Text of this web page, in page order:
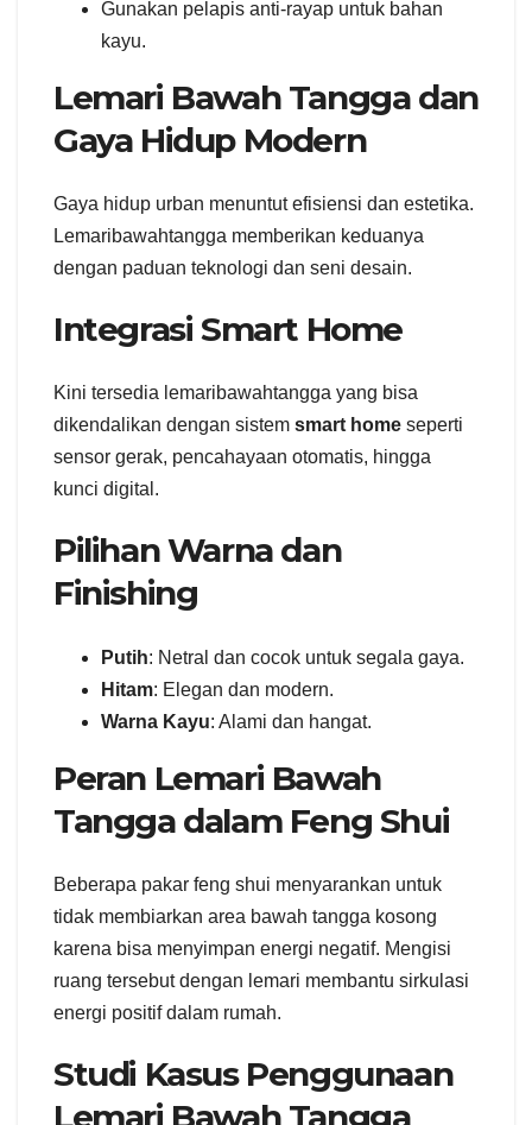
Gunakan pelapis anti-rayap untuk bahan
kayu.
Lemari Bawah Tangga dan
Gaya Hidup Modern
Gaya hidup urban menuntut efisiensi dan estetika.
Lemaribawahtangga memberikan keduanya
dengan paduan teknologi dan seni desain.
Integrasi Smart Home
Kini tersedia lemaribawahtangga yang bisa
dikendalikan dengan sistem smart home seperti
sensor gerak, pencahayaan otomatis, hingga
kunci digital.
Pilihan Warna dan
Finishing
Putih: Netral dan cocok untuk segala gaya.
Hitam: Elegan dan modern.
Warna Kayu: Alami dan hangat.
Peran Lemari Bawah
Tangga dalam Feng Shui
Beberapa pakar feng shui menyarankan untuk
tidak membiarkan area bawah tangga kosong
karena bisa menyimpan energi negatif. Mengisi
ruang tersebut dengan lemari membantu sirkulasi
energi positif dalam rumah.
Studi Kasus Penggunaan
Lemari Bawah Tangga